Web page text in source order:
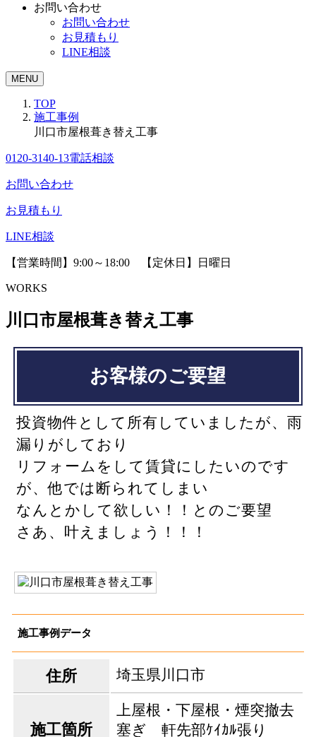
お問い合わせ
お問い合わせ
お見積もり
LINE相談
MENU
TOP
施工事例
川口市屋根葺き替え工事
0120-3140-13電話相談
お問い合わせ
お見積もり
LINE相談
【営業時間】9:00～18:00 【定休日】日曜日
WORKS
川口市屋根葺き替え工事
お客様のご要望
投資物件として所有していましたが、雨
漏りがしており
リフォームをして賃貸にしたいのです
が、他では断られてしまい
なんとかして欲しい！！とのご要望
さあ、叶えましょう！！！
施工事例データ
住所 埼玉県川口市
施工箇所
上屋根・下屋根・煙突撤去
塞ぎ 軒先部ｹｲｶﾙ張り